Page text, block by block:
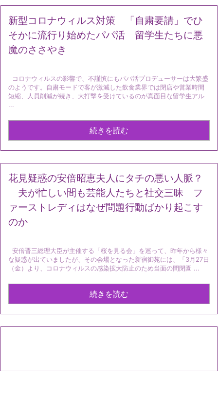
新型コロナウィルス対策 「自粛要請」でひ
そかに流行り始めたパパ活 留学生たちに悪
魔のささやき
コロナウィルスの影響で、不謹慎にもパパ活プロデューサーは大繁盛
のようです。自粛モードで客が激減した飲食業界では閉店や営業時間
短縮、人員削減が続き、大打撃を受けているのが真面目な留学生アル
...
続きを読む
花見疑惑の安倍昭恵夫人にタチの悪い人脈？
夫が忙しい間も芸能人たちと社交三昧 フ
ァーストレディはなぜ問題行動ばかり起こす
のか
安倍晋三総理大臣が主催する「桜を見る会」を巡って、昨年から様々
な疑惑が出ていましたが、その会場となった新宿御苑には、「3月27日
（金）より、コロナウィルスの感染拡大防止のため当面の間閉園 ...
続きを読む